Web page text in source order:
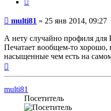
Непрочитанное
multi81 » 25 янв 2014, 09:27
А нету случайно профиля для
Печатает вообщем-то хорошо,
насыщенные чем есть на
multi81
Посетитель